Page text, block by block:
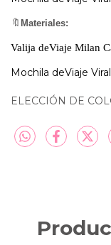
🔖 Materiales:
Valija deViaje Milan
Mochila deViaje
ELECCIÓN DE